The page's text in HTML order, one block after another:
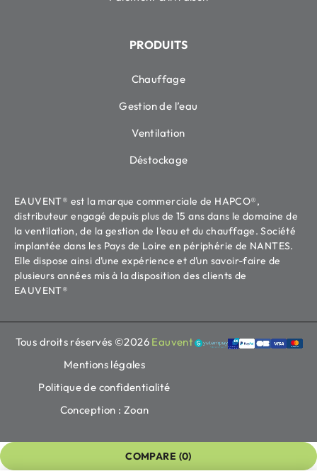
PRODUITS
Chauffage
Gestion de l’eau
Ventilation
Déstockage
EAUVENT® est la marque commerciale de HAPCO®,
distributeur engagé depuis plus de 15 ans dans le domaine de
la ventilation, de la gestion de l’eau et du chauffage. Société
implantée dans les Pays de Loire en périphérie de NANTES.
Elle dispose ainsi d’une expérience et d’un savoir-faire de
plusieurs années mis à la disposition des clients de
EAUVENT®
Tous droits réservés ©2026 Eauvent
Mentions légales
Politique de confidentialité
Conception : Zoan
COMPARE (0)